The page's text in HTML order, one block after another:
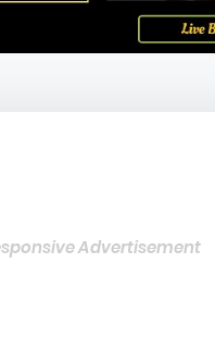
Advertisement